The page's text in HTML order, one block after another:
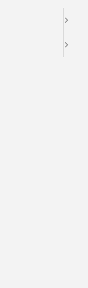
Kindertagesstätten
unter Stress, eine
Herz-Kreislauf-
gereizt,
Kindern kann die
Wut und
untereinander.
Kindertagesstätten
kinderkinder_laerm.jsp